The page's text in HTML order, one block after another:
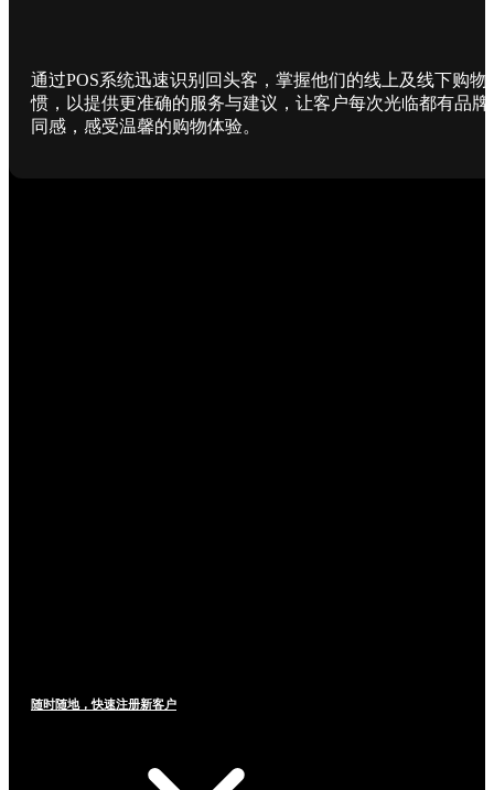
通过POS系统迅速识别回头客，掌握他们的线上及线下购物
惯，以提供更准确的服务与建议，让客户每次光临都有品牌
同感，感受温馨的购物体验。
随时随地，快速注册新客户